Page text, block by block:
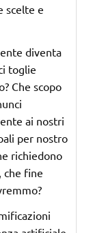
scelte e
diventa
toglie
Che scopo
ai nostri
per nostro
richiedono
che fine